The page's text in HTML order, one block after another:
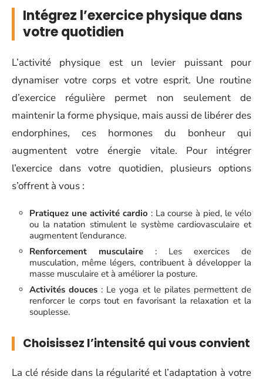
Intégrez l’exercice physique dans
votre quotidien
L’activité physique est un levier puissant pour
dynamiser votre corps et votre esprit. Une routine
d’exercice régulière permet non seulement de
maintenir la forme physique, mais aussi de libérer des
endorphines, ces hormones du bonheur qui
augmentent votre énergie vitale. Pour intégrer
l’exercice dans votre quotidien, plusieurs options
s’offrent à vous :
Pratiquez une activité cardio : La course à pied, le vélo
ou la natation stimulent le système cardiovasculaire et
augmentent l’endurance.
Renforcement musculaire : Les exercices de
musculation, même légers, contribuent à développer la
masse musculaire et à améliorer la posture.
Activités douces : Le yoga et le pilates permettent de
renforcer le corps tout en favorisant la relaxation et la
souplesse.
Choisissez l’intensité qui vous convient
La clé réside dans la régularité et l’adaptation à votre